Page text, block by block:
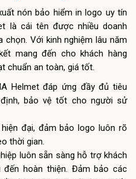
nón bảo hiểm in logo uy tín
là cái tên được nhiều doanh
Với kinh nghiệm lâu năm
mang đến cho khách hàng
chuẩn an toàn, giá tốt.
Helmet đáp ứng đầy đủ tiêu
bảo vệ tốt cho người sử
đại, đảm bảo logo luôn rõ
thời gian.
luôn sẵn sàng hỗ trợ khách
hoàn thiện. Đảm bảo các